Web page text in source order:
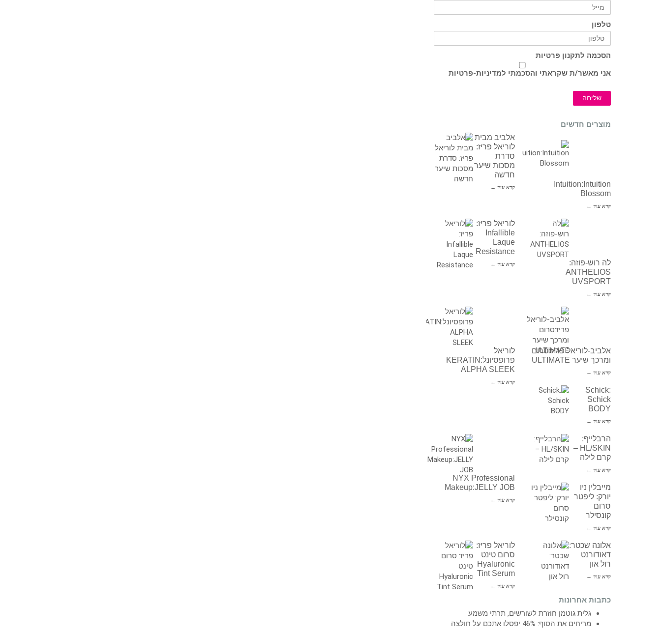
טלפון
הסכמה לתקנון פרטיות
אני מאשר/ת שקראתי והסכמתי למדיניות-פרטיות
שליחה
מוצרים חדשים
אלביב מבית
לוריאל פריז:
סדרת
מסכות שיער
חדשה
קרא עוד ←
Intuition:Intuition
Blossom
קרא עוד ←
לוריאל פריז:
Infallible
Laque
Resistance
קרא עוד ←
לה רוש-פוזה:
ANTHELIOS
UVSPORT
קרא עוד ←
לוריאל
פרופסיונל:KERATIN
ALPHA SLEEK
קרא עוד ←
אלביב-לוריאל פריז:סרום
ומרכך שיער ULTIMATE
קרא עוד ←
Schick:
Schick
BODY
קרא עוד ←
NYX Professional
Makeup:JELLY JOB
קרא עוד ←
הרבלייף:
HL/SKIN –
קרם לילה
קרא עוד ←
מייבלין ניו
יורק: ליפטר
סרום
קונסילר
קרא עוד ←
לוריאל פריז:
סרום טינט
Hyaluronic
Tint Serum
קרא עוד ←
אלונה שכטר:
דאודורנט
רול און
קרא עוד ←
כתבות אחרונות
גלית גוטמן חוזרת לשורשים, תרתי משמע
מריחים את הסוף: 46% יפסלו אתכם על חולצה